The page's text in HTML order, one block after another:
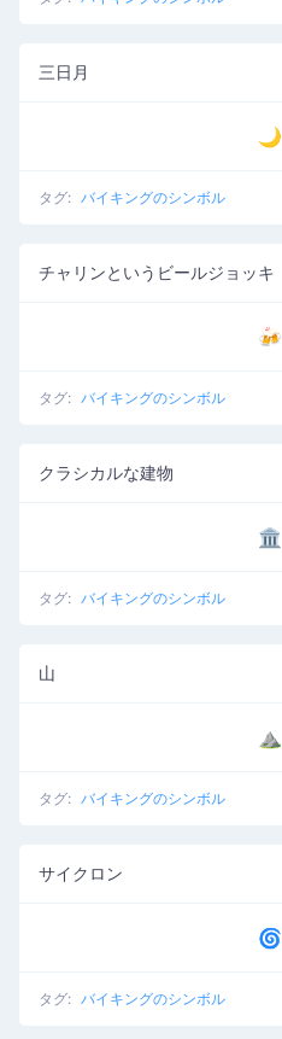
三日月
🌙
タグ: バイキングのシンボル
チャリンというビールジョッキ
🍻
タグ: バイキングのシンボル
クラシカルな建物
🏛
タグ: バイキングのシンボル
山
⛰
タグ: バイキングのシンボル
サイクロン
🌀
タグ: バイキングのシンボル